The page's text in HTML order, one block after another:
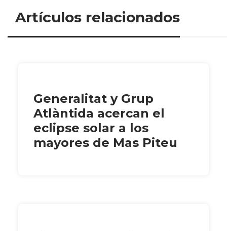
Artículos relacionados
Generalitat y Grup
Atlàntida acercan el
eclipse solar a los
mayores de Mas Piteu